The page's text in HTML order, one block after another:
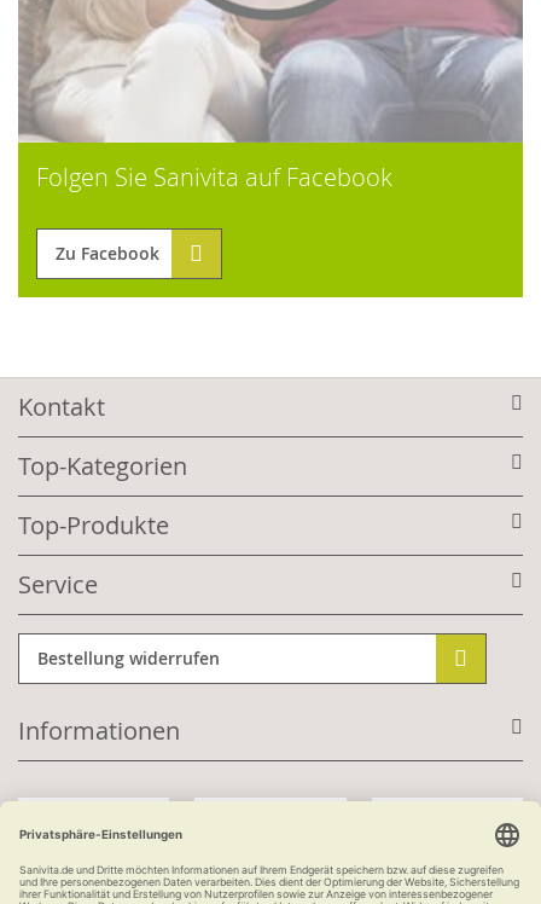
Folgen Sie Sanivita auf Facebook
Zu Facebook
Kontakt
Top-Kategorien
Top-Produkte
Service
Bestellung widerrufen
Informationen